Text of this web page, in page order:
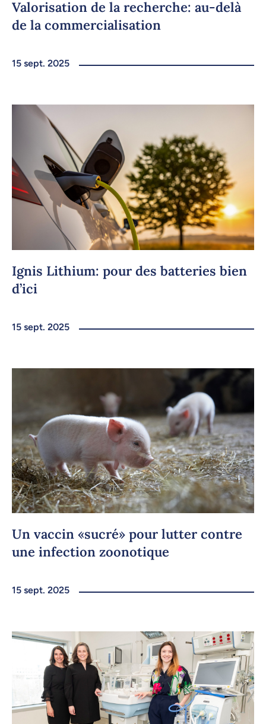
Valorisation de la recherche: au-delà
de la commercialisation
15 sept. 2025
Ignis Lithium: pour des batteries bien
d’ici
15 sept. 2025
Un vaccin «sucré» pour lutter contre
une infection zoonotique
15 sept. 2025